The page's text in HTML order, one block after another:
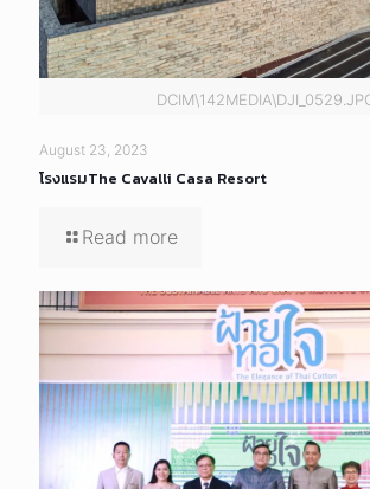
August 23, 2023
โรงแรมThe Cavalli Casa Resort
Read more